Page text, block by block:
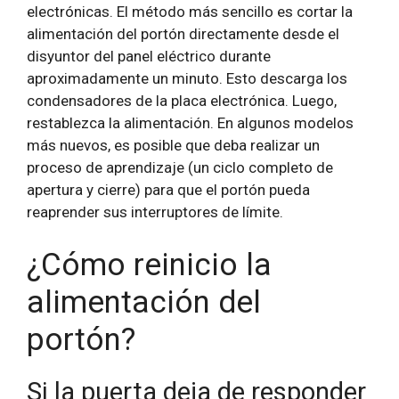
electrónicas. El método más sencillo es cortar la
alimentación del portón directamente desde el
disyuntor del panel eléctrico durante
aproximadamente un minuto. Esto descarga los
condensadores de la placa electrónica. Luego,
restablezca la alimentación. En algunos modelos
más nuevos, es posible que deba realizar un
proceso de aprendizaje (un ciclo completo de
apertura y cierre) para que el portón pueda
reaprender sus interruptores de límite.
¿Cómo reinicio la
alimentación del
portón?
Si la puerta deja de responder